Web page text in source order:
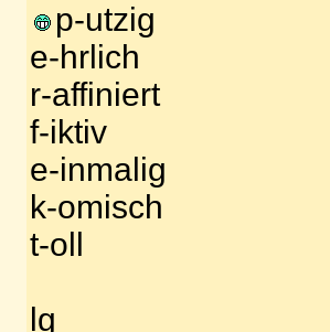
p-utzig
e-hrlich
r-affiniert
f-iktiv
e-inmalig
k-omisch
t-oll
lg